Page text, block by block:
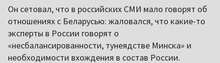
Он сетовал, что в российских СМИ мало говорят об
отношениях с Беларусью: жаловался, что какие-то
эксперты в России говорят о
«несбалансированности, тунеядстве Минска» и
необходимости вхождения в состав России.